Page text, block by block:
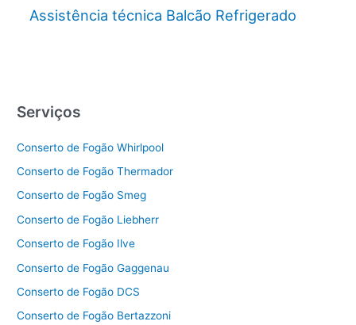
Assistência técnica Balcão Refrigerado
Serviços
Conserto de Fogão Whirlpool
Conserto de Fogão Thermador
Conserto de Fogão Smeg
Conserto de Fogão Liebherr
Conserto de Fogão Ilve
Conserto de Fogão Gaggenau
Conserto de Fogão DCS
Conserto de Fogão Bertazzoni